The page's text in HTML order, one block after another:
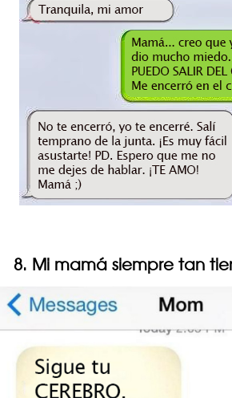
8. Mi mamá siempre tan